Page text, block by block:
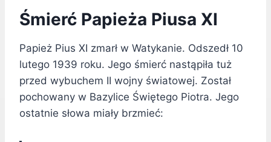
Śmierć Papieża Piusa XI
Papież Pius XI zmarł w Watykanie. Odszedł 10
lutego 1939 roku. Jego śmierć nastąpiła tuż
przed wybuchem II wojny światowej. Został
pochowany w Bazylice Świętego Piotra. Jego
ostatnie słowa miały brzmieć: